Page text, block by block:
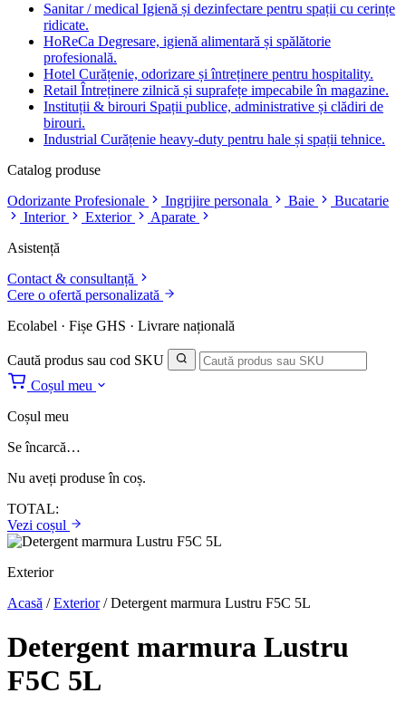
Sanitar / medical Igienă și dezinfectare pentru spații cu cerințe
ridicate.
HoReCa Degresare, igienă alimentară și spălătorie
profesională.
Hotel Curățenie, odorizare și întreținere pentru hospitality.
Retail Întreținere zilnică și suprafețe impecabile în magazine.
Instituții & birouri Spații publice, administrative și clădiri de
birouri.
Industrial Curățenie heavy-duty pentru hale și spații tehnice.
Catalog produse
Odorizante Profesionale
Ingrijire personala Baie
Bucatarie
Interior
Exterior
Aparate
Asistență
Contact & consultanță
Cere o ofertă personalizată
Ecolabel · Fișe GHS · Livrare națională
Caută produs sau cod SKU
Coșul meu
Coșul meu
Se încarcă…
Nu aveți produse în coș.
TOTAL:
Vezi coșul
Exterior
Acasă /Exterior/Detergent marmura Lustru F5C 5L
Detergent marmura Lustru
F5C 5L